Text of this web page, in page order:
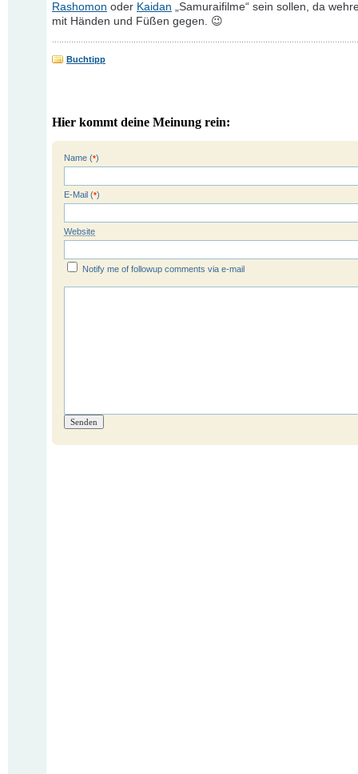
Rashomon oder Kaidan „Samuraifilme“ sein sollen, da
mit Händen und Füßen gegen. 😉
Buchtipp
Hier kommt deine Meinung rein:
Name (*)
E-Mail (*)
Website
Notify me of followup comments via e-mail